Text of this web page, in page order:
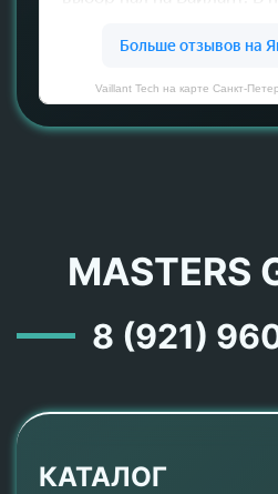
Vaillant Tech на карте
MASTERS
8 (921)
КАТАЛОГ